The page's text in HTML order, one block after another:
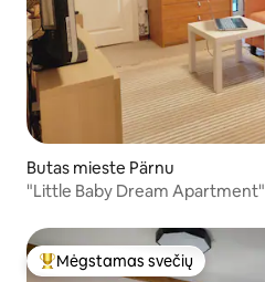
Butas mieste Pärnu
"Little Baby Dream Apartment"
Svečių mėgstamiausias
Mėgstamas svečių